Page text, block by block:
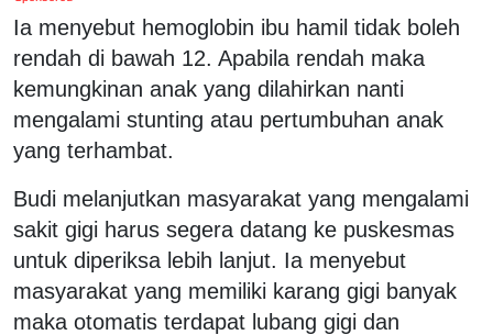
Ia menyebut hemoglobin ibu hamil tidak boleh
rendah di bawah 12. Apabila rendah maka
kemungkinan anak yang dilahirkan nanti
mengalami stunting atau pertumbuhan anak
yang terhambat.
Budi melanjutkan masyarakat yang mengalami
sakit gigi harus segera datang ke puskesmas
untuk diperiksa lebih lanjut. Ia menyebut
masyarakat yang memiliki karang gigi banyak
maka otomatis terdapat lubang gigi dan